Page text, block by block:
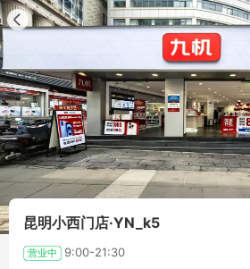
昆明小西门店·YN_k5
营业中 9:00-21:30